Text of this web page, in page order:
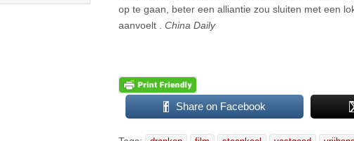
op te gaan, beter een alliantie zou sluiten met een
aanvoelt . China Daily
Share on Facebook